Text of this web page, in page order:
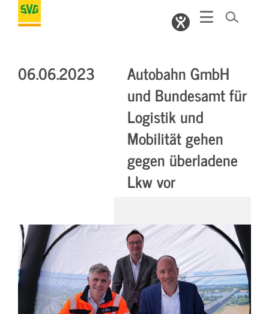
06.06.2023
Autobahn GmbH
und Bundesamt für
Logistik und
Mobilität gehen
gegen überladene
Lkw vor